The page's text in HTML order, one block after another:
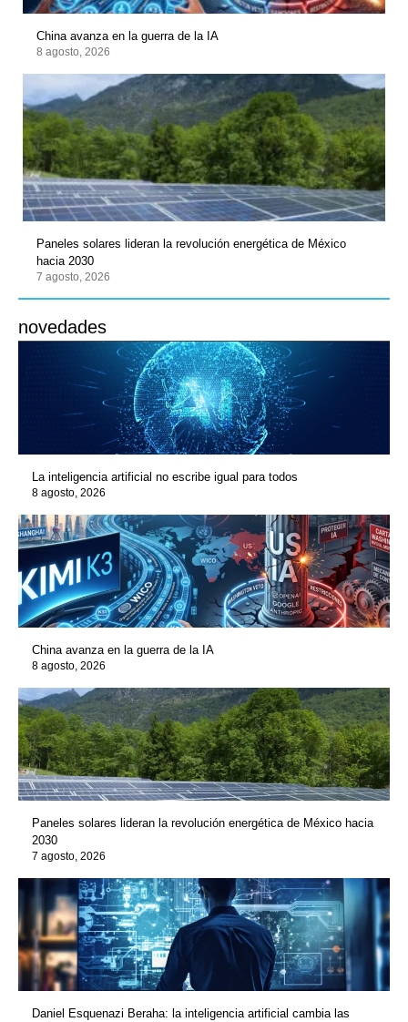
China avanza en la guerra de la IA
8 agosto, 2026
Paneles solares lideran la revolución energética de México
hacia 2030
7 agosto, 2026
novedades
La inteligencia artificial no escribe igual para todos
8 agosto, 2026
China avanza en la guerra de la IA
8 agosto, 2026
Paneles solares lideran la revolución energética de México hacia
2030
7 agosto, 2026
Daniel Esquenazi Beraha: la inteligencia artificial cambia las